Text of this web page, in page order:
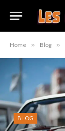
Home » Blog »
BLOG